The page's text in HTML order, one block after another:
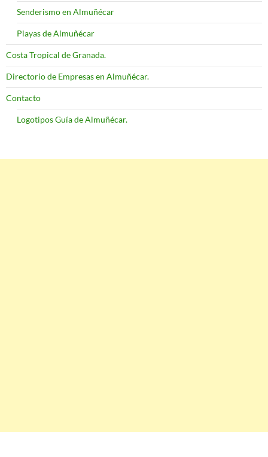
Senderismo en Almuñécar
Playas de Almuñécar
Costa Tropical de Granada.
Directorio de Empresas en Almuñécar.
Contacto
Logotipos Guía de Almuñécar.